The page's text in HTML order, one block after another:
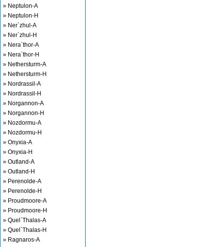
» Neptulon-A
» Neptulon-H
» Ner`zhul-A
» Ner`zhul-H
» Nera`thor-A
» Nera`thor-H
» Nethersturm-A
» Nethersturm-H
» Nordrassil-A
» Nordrassil-H
» Norgannon-A
» Norgannon-H
» Nozdormu-A
» Nozdormu-H
» Onyxia-A
» Onyxia-H
» Outland-A
» Outland-H
» Perenolde-A
» Perenolde-H
» Proudmoore-A
» Proudmoore-H
» Quel`Thalas-A
» Quel`Thalas-H
» Ragnaros-A